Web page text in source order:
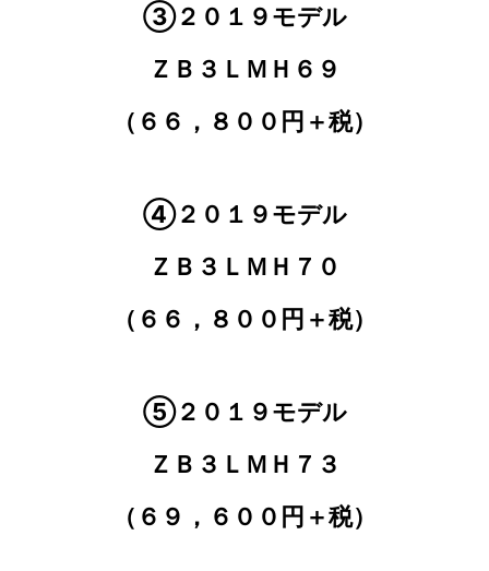
③２０１９モデル
ＺＢ３ＬＭＨ６９
（６６，８００円＋税）
④２０１９モデル
ＺＢ３ＬＭＨ７０
（６６，８００円＋税）
⑤２０１９モデル
ＺＢ３ＬＭＨ７３
（６９，６００円＋税）